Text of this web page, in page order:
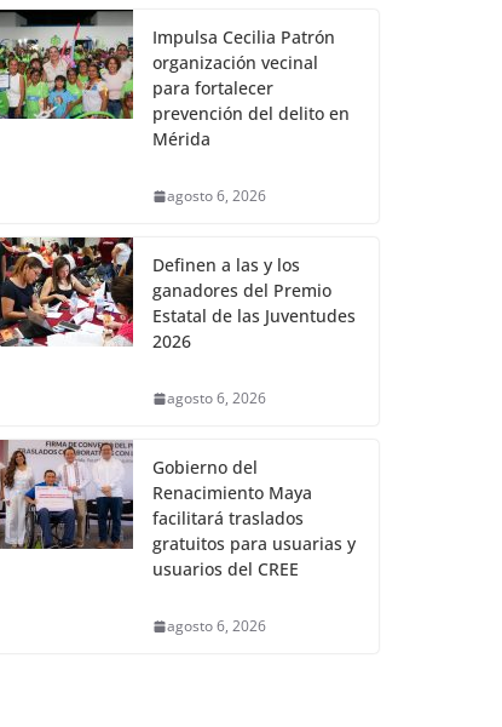
Impulsa Cecilia Patrón
organización vecinal
para fortalecer
prevención del delito en
Mérida
agosto 6, 2026
Definen a las y los
ganadores del Premio
Estatal de las Juventudes
2026
agosto 6, 2026
Gobierno del
Renacimiento Maya
facilitará traslados
gratuitos para usuarias y
usuarios del CREE
agosto 6, 2026